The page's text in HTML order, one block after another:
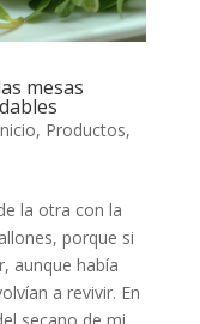
mesas
, Productos,
la otra con la
porque si
aunque había
a revivir. En